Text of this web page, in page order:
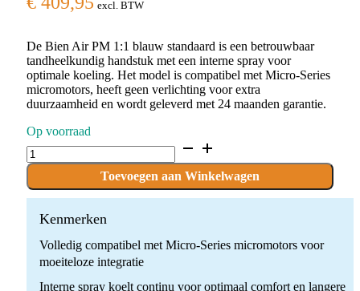
excl. BTW
De Bien Air PM 1:1 blauw standaard is een betrouwbaar
tandheelkundig handstuk met een interne spray voor
optimale koeling. Het model is compatibel met Micro-Series
micromotors, heeft geen verlichting voor extra
duurzaamheid en wordt geleverd met 24 maanden garantie.
Op voorraad
Bien
Air
1:1
Blauw
Standaard
Toevoegen aan Winkelwagen
Kenmerken
Volledig compatibel met Micro-Series micromotors voor
moeiteloze integratie
Interne spray koelt continu voor optimaal comfort en langere